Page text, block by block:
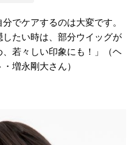
でケアするのは大変です。
たい時は、部分ウイッグが
若々しい印象にも！」（ヘ
増永剛大さん）